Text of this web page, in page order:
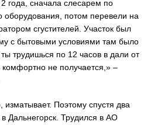
года, сначала слесарем по
оборудования, потом перевели на
сгустителей. Участок был
с бытовыми условиями там было
трудишься по 12 часов в дали от
не получается,» –
изматывает. Поэтому спустя два
Дальнегорск. Трудился в АО